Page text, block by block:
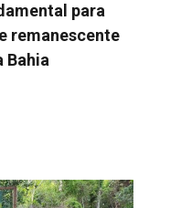
para
remanescente
Bahia